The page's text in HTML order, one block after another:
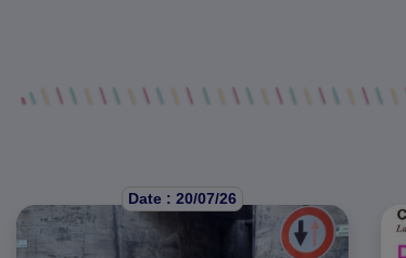
Date : 20/07/26